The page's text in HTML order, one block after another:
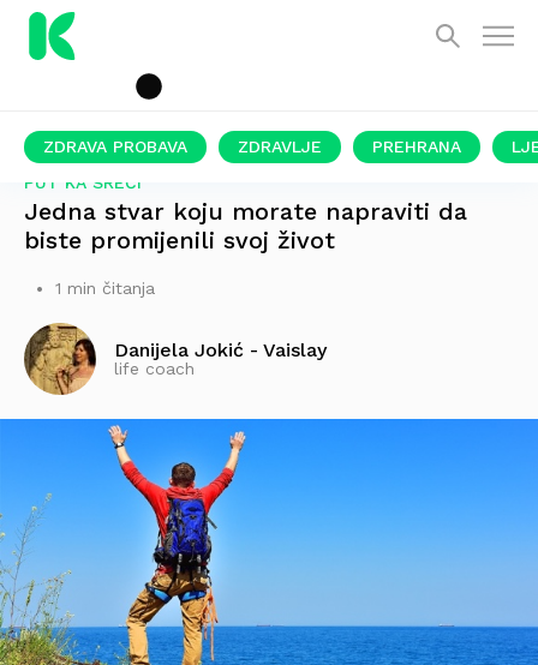
ZDRAVA PROBAVA ZDRAVLJE PREHRANA
PUT KA SREĆI
Jedna stvar koju morate napraviti da
biste promijenili svoj život
1 min čitanja
Danijela Jokić - Vaislay
life coach